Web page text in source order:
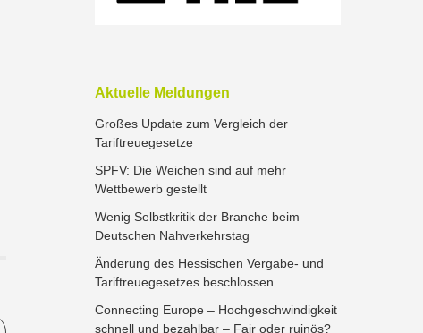
Aktuelle Meldungen
Großes Update zum Vergleich der
Tariftreuegesetze
SPFV: Die Weichen sind auf mehr
Wettbewerb gestellt
Wenig Selbstkritik der Branche beim
Deutschen Nahverkehrstag
Änderung des Hessischen Vergabe- und
Tariftreuegesetzes beschlossen
Connecting Europe – Hochgeschwindigkeit
schnell und bezahlbar – Fair oder ruinös?